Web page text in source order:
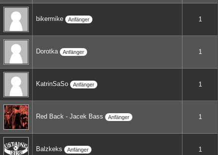
bikermike Anfänger 1
Dorotka Anfänger 1
KatrinSaSo Anfänger 1
Red Back - Jacek Bass Anfänger 1
Balzkeks Anfänger 1